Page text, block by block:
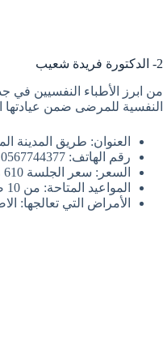
2- الدكتورة فريدة شعيب
من ابرز الأطباء النفسيين في
النفسية للمرضى ضمن
العنوان: طريق المدينة المنورة، السلامة،
رقم الهاتف: 0567744377
السعر: سعر الجلسة 610 ريال
المواعيد المتاحة: من 10 صباحاً حتى 2 ظهراً
الأمراض التي تعالجها: